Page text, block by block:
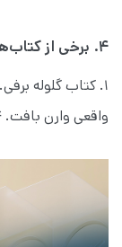
۴. برخی از کتاب‌های وارن بافت کدامند؟
واقعی وارن بافت. ۴. کتاب وارن بافت و تفسیر صورت‌های مالی.